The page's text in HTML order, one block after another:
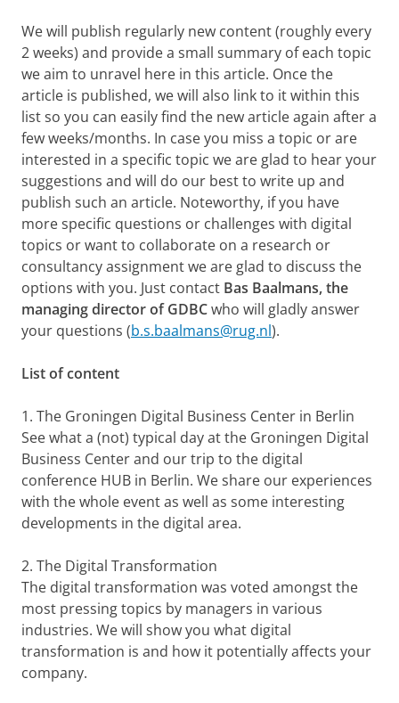
We will publish regularly new content (roughly every
2 weeks) and provide a small summary of each topic
we aim to unravel here in this article. Once the
article is published, we will also link to it within this
list so you can easily find the new article again after a
few weeks/months. In case you miss a topic or are
interested in a specific topic we are glad to hear your
suggestions and will do our best to write up and
publish such an article. Noteworthy, if you have
more specific questions or challenges with digital
topics or want to collaborate on a research or
consultancy assignment we are glad to discuss the
options with you. Just contact Bas Baalmans, the
managing director of GDBCwho will gladly answer
your questions (b.s.baalmans@rug.nl).
List of content
1. The Groningen Digital Business Center in Berlin
See what a (not) typical day at the Groningen Digital
Business Center and our trip to the digital
conference HUB in Berlin. We share our experiences
with the whole event as well as some interesting
developments in the digital area.
2. The Digital Transformation
The digital transformation was voted amongst the
most pressing topics by managers in various
industries. We will show you what digital
transformation is and how it potentially affects your
company.